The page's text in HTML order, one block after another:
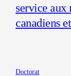
service aux
canadiens
Doctorat